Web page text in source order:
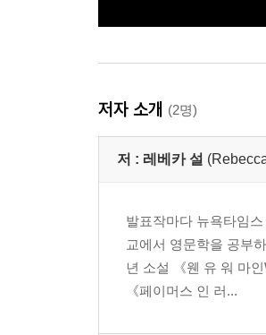
저자 소개 (2명)
저 : 레베카 설
발표작마다 뉴욕타임
교에서 영문학을 공부
년 소설 《웬 유 워 마
《페이머스 인 러...